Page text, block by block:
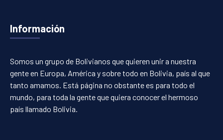
Información
Somos un grupo de Bolivianos que quieren unir a nuestra
gente en Europa, América y sobre todo en Bolivia, país al que
tanto amamos. Está página no obstante es para todo el
mundo, para toda la gente que quiera conocer el hermoso
país llamado Bolivia.